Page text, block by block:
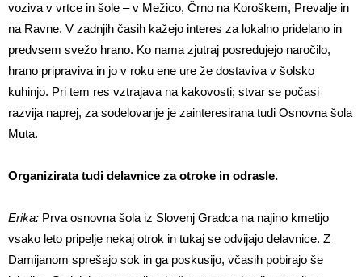
voziva v vrtce in šole – v Mežico, Črno na Koroškem, Prevalje in
na Ravne. V zadnjih časih kažejo interes za lokalno pridelano in
predvsem svežo hrano. Ko nama zjutraj posredujejo naročilo,
hrano pripraviva in jo v roku ene ure že dostaviva v šolsko
kuhinjo. Pri tem res vztrajava na kakovosti; stvar se počasi
razvija naprej, za sodelovanje je zainteresirana tudi Osnovna šola
Muta.
Organizirata tudi delavnice za otroke in odrasle.
Erika: Prva osnovna šola iz Slovenj Gradca na najino kmetijo
vsako leto pripelje nekaj otrok in tukaj se odvijajo delavnice. Z
Damijanom sprešajo sok in ga poskusijo, včasih pobirajo še